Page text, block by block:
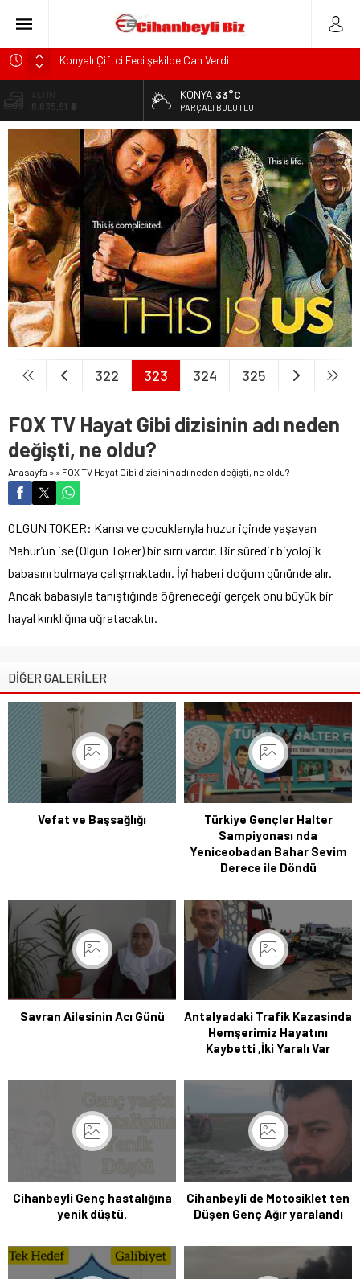
Konyalı Çiftci Feci şekilde Can Verdi
Konya’da araçta oksijen tüpünün patlaması sonucu hayatını
kaybeden biri bebek 2 kişi ile yaralanan 2 kişinin kimlikleri
KULU’DA HAFİF TİCARİ ARAÇ TAKLA ATTI: 2’Sİ ÇOCUK, 3
YARALI
Trafik Kazasinda Yaralanmıştı, Tedavi gördüğü Hastanede
Hayatını Kaybetti
Başkan Adayı Kemal Tekin Sahada Ziyaretlerini
Yoğunlaştırdı
6.635,91
DOLAR
47,7178
EURO
55,1513
KONYA 33°C
PARÇALI BULUTLU
322 323 324 325
FOX TV Hayat Gibi dizisinin adı neden
değişti, ne oldu?
Anasayfa » » FOX TV Hayat Gibi dizisinin adı neden değişti, ne oldu?
OLGUN TOKER: Karısı ve çocuklarıyla huzur içinde yaşayan
Mahur’un ise (Olgun Toker) bir sırrı vardır. Bir süredir biyolojik
babasını bulmaya çalışmaktadır. İyi haberi doğum gününde alır.
Ancak babasıyla tanıştığında öğreneceği gerçek onu büyük bir
hayal kırıklığına uğratacaktır.
DİĞER GALERİLER
Vefat ve Başsağlığı
Türkiye Gençler Halter
Sampiyonası nda
Yeniceobadan Bahar Sevim
Derece ile Döndü
Savran Ailesinin Acı Günü
Antalyadaki Trafik Kazasinda
Hemşerimiz Hayatını
Kaybetti ,İki Yaralı Var
Cihanbeyli Genç hastalığına
yenik düştü.
Cihanbeyli de Motosiklet ten
Düşen Genç Ağır yaralandı